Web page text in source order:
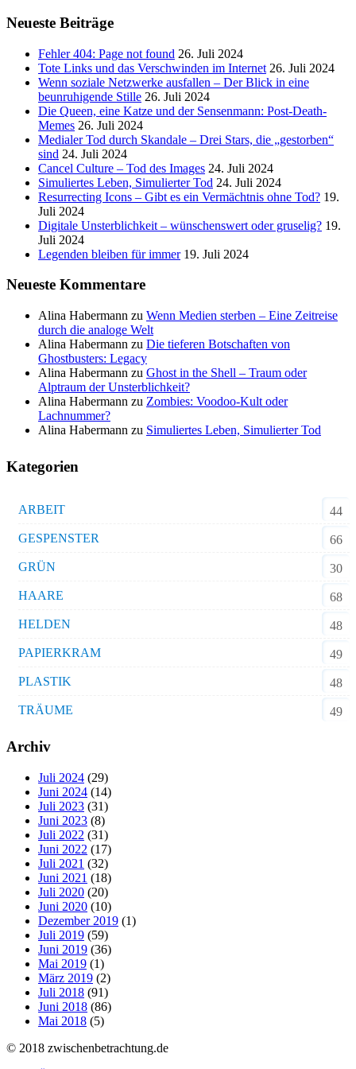
Neueste Beiträge
Fehler 404: Page not found 26. Juli 2024
Tote Links und das Verschwinden im Internet 26. Juli 2024
Wenn soziale Netzwerke ausfallen – Der Blick in eine
beunruhigende Stille 26. Juli 2024
Die Queen, eine Katze und der Sensenmann: Post-Death-
Memes 26. Juli 2024
Medialer Tod durch Skandale – Drei Stars, die „gestorben“
sind 24. Juli 2024
Cancel Culture – Tod des Images 24. Juli 2024
Simuliertes Leben, Simulierter Tod 24. Juli 2024
Resurrecting Icons – Gibt es ein Vermächtnis ohne Tod? 19.
Juli 2024
Digitale Unsterblichkeit – wünschenswert oder gruselig? 19.
Juli 2024
Legenden bleiben für immer 19. Juli 2024
Neueste Kommentare
Alina Habermann zu Wenn Medien sterben – Eine Zeitreise
durch die analoge Welt
Alina Habermann zu Die tieferen Botschaften von
Ghostbusters: Legacy
Alina Habermann zu Ghost in the Shell – Traum oder
Alptraum der Unsterblichkeit?
Alina Habermann zu Zombies: Voodoo-Kult oder
Lachnummer?
Alina Habermann zu Simuliertes Leben, Simulierter Tod
Kategorien
ARBEIT
44
GESPENSTER
66
GRÜN
30
HAARE
68
HELDEN
48
PAPIERKRAM
49
PLASTIK
48
TRÄUME
49
Archiv
Juli 2024 (29)
Juni 2024 (14)
Juli 2023 (31)
Juni 2023 (8)
Juli 2022 (31)
Juni 2022 (17)
Juli 2021 (32)
Juni 2021 (18)
Juli 2020 (20)
Juni 2020 (10)
Dezember 2019 (1)
Juli 2019 (59)
Juni 2019 (36)
Mai 2019 (1)
März 2019 (2)
Juli 2018 (91)
Juni 2018 (86)
Mai 2018 (5)
© 2018 zwischenbetrachtung.de